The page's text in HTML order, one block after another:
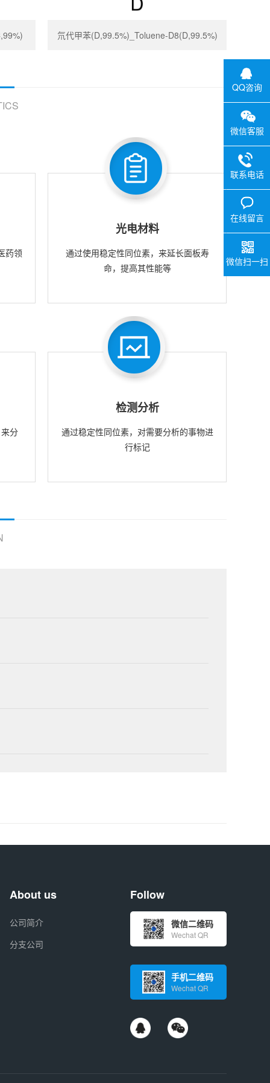
氘代甲苯(D,99.5%)_Toluene-D8(D,99.5%)
药领
光电材料
通过使用稳定性同位素，来延长面板寿
命，提高其性能等
分
检测分析
通过稳定性同位素，对需要分析的事物进
行标记
About us
公司简介
分支公司
Follow
微信二维码
Wechat QR
手机二维码
Wechat QR
QQ咨询
微信客服
联系电话
在线留言
微信扫一扫